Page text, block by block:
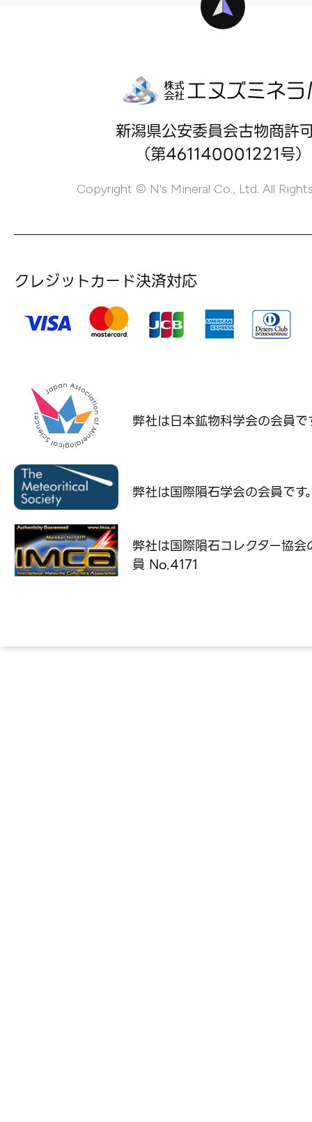
新潟県公安委員会古物商許
（第461140001221号）
Copyright © N's Mineral Co., Ltd. All
クレジットカード決済対応
弊社は日本鉱物科学会の会員で
弊社は国際隕石学会の会員です
弊社は国際隕石コレクター協会
員 No.4171